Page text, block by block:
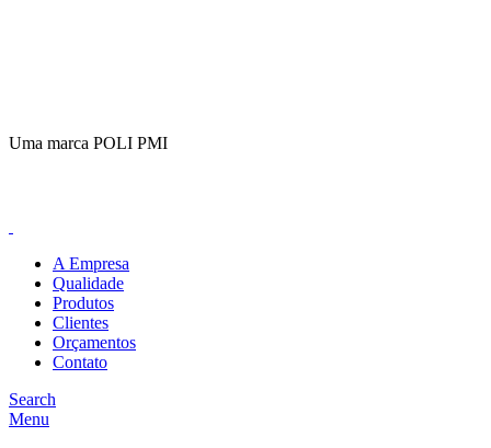
Uma marca POLI PMI
A Empresa
Qualidade
Produtos
Clientes
Orçamentos
Contato
Search
Menu